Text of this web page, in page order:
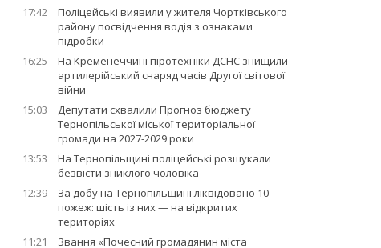
17:42
Поліцейські виявили у жителя Чортківського
району посвідчення водія з ознаками
підробки
16:25
На Кременеччині піротехніки ДСНС знищили
артилерійський снаряд часів Другої світової
війни
15:03
Депутати схвалили Прогноз бюджету
Тернопільської міської територіальної
громади на 2027-2029 роки
13:53
На Тернопільщині поліцейські розшукали
безвісти зниклого чоловіка
12:39
За добу на Тернопільщині ліквідовано 10
пожеж: шість із них — на відкритих
територіях
11:21
Звання «Почесний громадянин міста